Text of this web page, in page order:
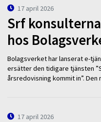
17 april 2026
Srf
hos
Bolagsverket har lanserat e-
ersätter den tidigare tjänsten
årsredovisning kommit in”.
17 april 2026